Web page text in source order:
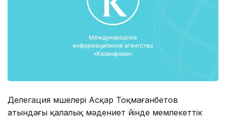
Делегация мүшелері Асқар Тоқмағанбетов
атындағы қалалық мәдениет үйінде мемлекеттік